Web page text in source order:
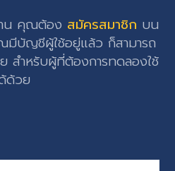
น คุณต้อง สมัครสมาชิก บน
มีบัญชีผู้ใช้อยู่แล้ว ก็สามารถ
ย สำหรับผู้ที่ต้องการทดลองใช้
ด้วย